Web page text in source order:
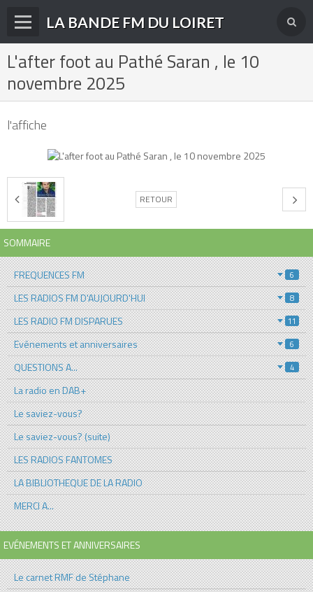
LA BANDE FM DU LOIRET
Accueil
fréquences FM
archives
derniéres infos
Livre d'or du site
Contact
L'after foot au Pathé Saran , le 10
novembre 2025
l'affiche
RETOUR
SOMMAIRE
FREQUENCES FM 6
LES RADIOS FM D'AUJOURD'HUI 8
LES RADIO FM DISPARUES 11
Evénements et anniversaires 6
QUESTIONS A... 4
La radio en DAB+
Le saviez-vous?
Le saviez-vous? (suite)
LES RADIOS FANTOMES
LA BIBLIOTHEQUE DE LA RADIO
MERCI A...
EVÉNEMENTS ET ANNIVERSAIRES
Le carnet RMF de Stéphane